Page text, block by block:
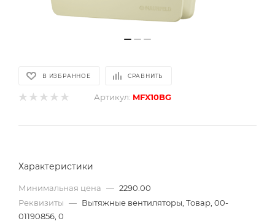
В ИЗБРАННОЕ СРАВНИТЬ
Артикул: MFX10BG
Характеристики
Минимальная цена — 2290.00
Реквизиты — Вытяжные вентиляторы, Товар, 00-
01190856, 0